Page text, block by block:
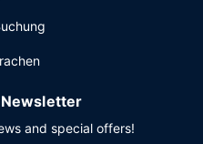
and special offers!